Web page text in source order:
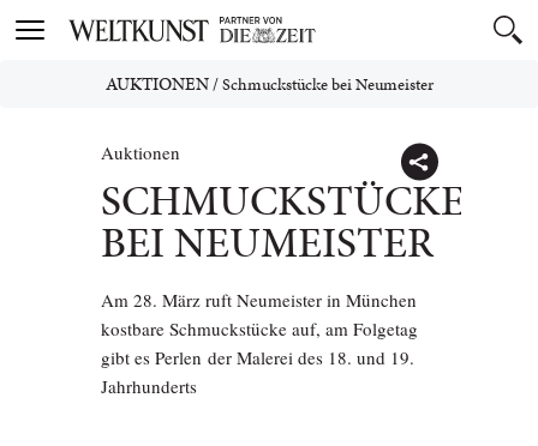
Toggle
AUKTIONEN/Schmuckstücke bei Neumeister
Auktionen
SCHMUCKSTÜCKE
BEI NEUMEISTER
Am 28. März ruft Neumeister in München
kostbare Schmuckstücke auf, am Folgetag
gibt es Perlen der Malerei des 18. und 19.
Jahrhunderts